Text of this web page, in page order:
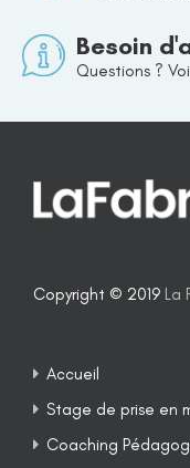
Besoin
Questions ?
Copyright © 2019 La
Accueil
Stage de prise en
Coaching